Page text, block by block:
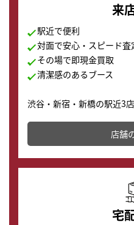
来
駅近で便利
対面で安心・スピード査
その場で即現金買取
清潔感のあるブース
渋谷・新宿・新橋の駅近3
その場で現金買取致しま
店舗を併設しており、下取
の購入もできます♪
店舗
宅